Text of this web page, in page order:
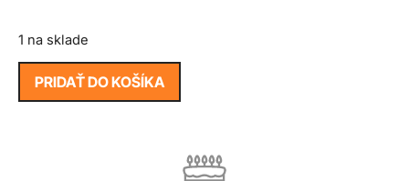
1 na sklade
PRIDAŤ DO KOŠÍKA